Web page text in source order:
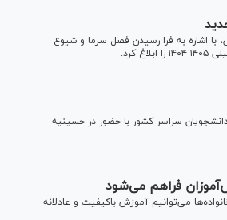
اشاره به فرا رسیدن فصل سرما و شیوع
سراسر کشور با حضور در حسینیه
فراهم می‌شود
می‌توانیم آموزش باکیفیت و عادلانه